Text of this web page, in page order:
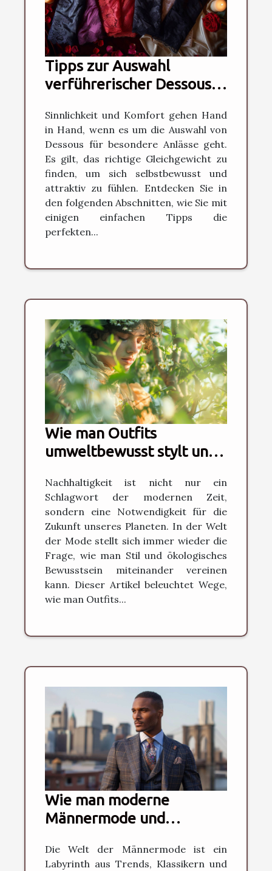
Tipps zur Auswahl
verführerischer Dessous
Sinnlichkeit und Komfort gehen Hand
in Hand, wenn es um die Auswahl von
Dessous für besondere Anlässe geht.
Es gilt, das richtige Gleichgewicht zu
finden, um sich selbstbewusst und
attraktiv zu fühlen. Entdecken Sie in
den folgenden Abschnitten, wie Sie mit
einigen einfachen Tipps die
perfekten...
Wie man Outfits
umweltbewusst stylt und
Nachhaltigkeit ist nicht nur ein
Schlagwort der modernen Zeit,
sondern eine Notwendigkeit für die
Zukunft unseres Planeten. In der Welt
der Mode stellt sich immer wieder die
Frage, wie man Stil und ökologisches
Bewusstsein miteinander vereinen
kann. Dieser Artikel beleuchtet Wege,
wie man Outfits...
Wie man moderne
Männermode und
kombiniert
Die Welt der Männermode ist ein
Labyrinth aus Trends, Klassikern und